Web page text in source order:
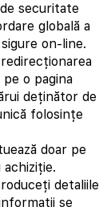
securitate
globală a
on-line.
o pagina
deținător de
folosințe
doar pe
detaliile
se